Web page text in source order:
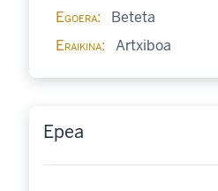
Egoera
Beteta
Eraikina
Artxiboa
Epea